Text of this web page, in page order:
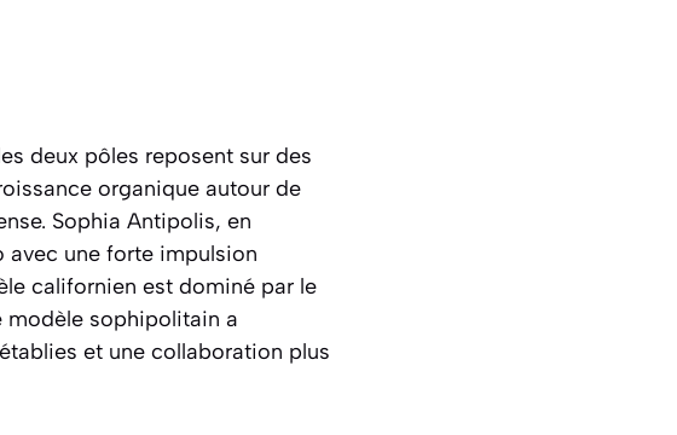
deux pôles reposent sur des
organique autour de
Sophia Antipolis, en
avec une forte impulsion
californien est dominé par le
modèle sophipolitain a
et une collaboration plus